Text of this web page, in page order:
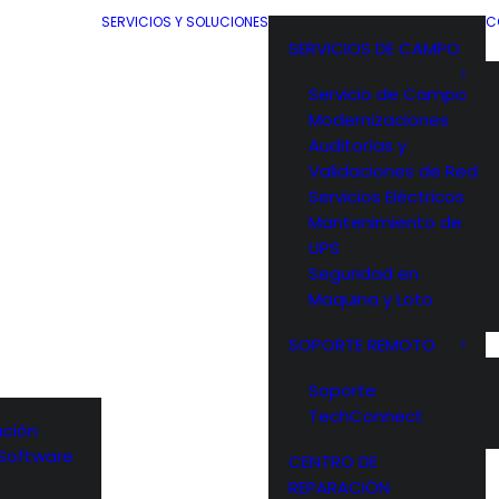
SERVICIOS Y SOLUCIONES
SERVICIOS DE CAMPO
Servicio de Campo
Modernizaciones
Auditorías y
Validaciones de Red
Servicios Eléctricos
Mantenimiento de
UPS
Seguridad en
Maquina y Loto
SOPORTE REMOTO
Soporte
TechConnect
CENTRO DE
REPARACIÓN